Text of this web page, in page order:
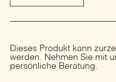
Dieses Produkt kann
werden. Nehmen Sie mit
persönliche Beratung.